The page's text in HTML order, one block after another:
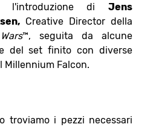
l'introduzione di Jens
Creative Director della
™, seguita da alcune
del set finito con diverse
Millennium Falcon.
troviamo i pezzi necessari